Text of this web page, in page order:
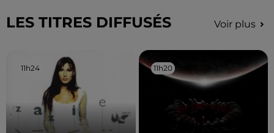
LES TITRES DIFFUSÉS Voir plus
11h24
11h24 11h20
11h20